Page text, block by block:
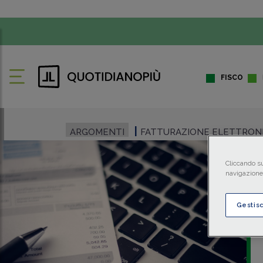
FISCO
ARGOMENTI FATTURAZIONE
Cliccando